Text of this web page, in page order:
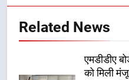
Related News
एमडीडीए
को मिली